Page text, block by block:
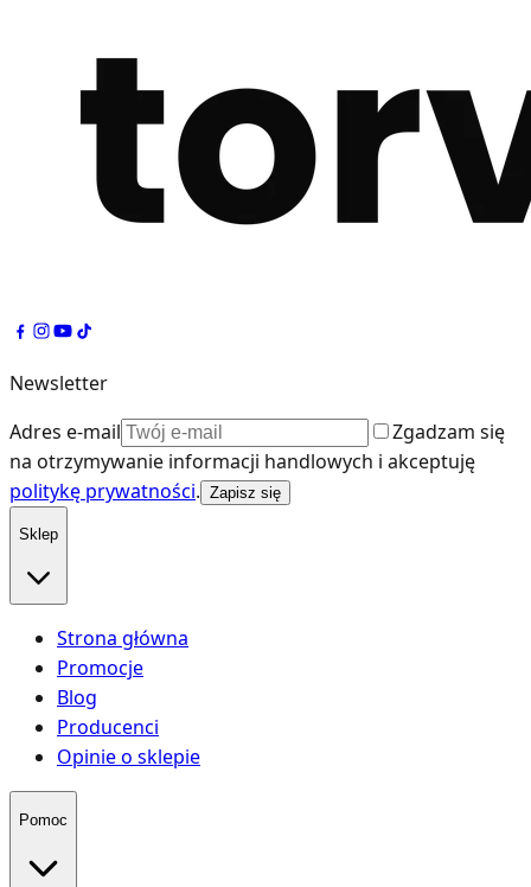
Newsletter
Adres e-mail
Zgadzam się
na otrzymywanie informacji handlowych i akceptuję
politykę prywatności. Zapisz się
Sklep
Strona główna
Promocje
Blog
Producenci
Opinie o sklepie
Pomoc